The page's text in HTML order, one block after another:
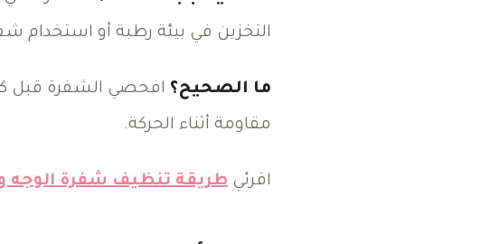
التخزين في بيئة رطبة أو استخدام
ما الصحيح؟ افحصي الشفرة قبل
مقاومة أثناء الحركة.
اقرئي طريقة تنظيف شفرة الوجه